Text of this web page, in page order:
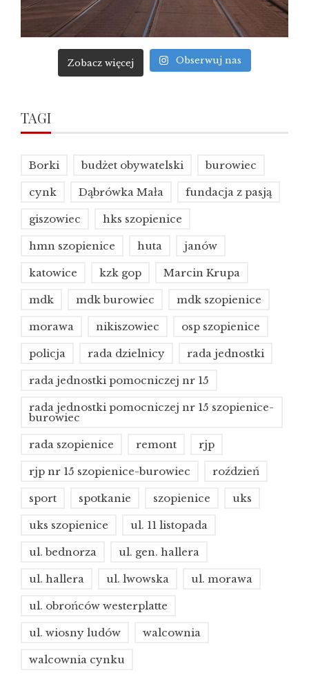
Zobacz więcej Obserwuj nas
TAGI
Borki budżet obywatelski burowiec
cynk Dąbrówka Mała fundacja z pasją
giszowiec hks szopienice
hmn szopienice huta janów
katowice kzk gop Marcin Krupa
mdk mdk burowiec mdk szopienice
morawa nikiszowiec osp szopienice
policja rada dzielnicy rada jednostki
rada jednostki pomocniczej nr 15
rada jednostki pomocniczej nr 15 szopienice-
burowiec
rada szopienice remont rjp
rjp nr 15 szopienice-burowiec roździeń
sport spotkanie szopienice uks
uks szopienice ul. 11 listopada
ul. bednorza ul. gen. hallera
ul. hallera ul. lwowska ul. morawa
ul. obrońców westerplatte
ul. wiosny ludów walcownia
walcownia cynku